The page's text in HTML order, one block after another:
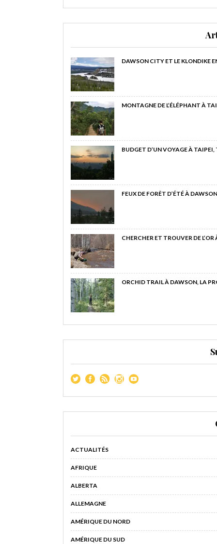
DAWSON CITY ET LE KLONDIKE
MONTAGNE DE L’ÉLÉPHANT À
BUDGET D’UN VOYAGE À
FEUX DE FORÊT D’ÉTÉ À
CHERCHER ET TROUVER DE
ORCHID TRAIL À DAWSON, LA
ACTUALITÉS
AFRIQUE
ALBERTA
ALLEMAGNE
AMÉRIQUE DU NORD
AMÉRIQUE DU SUD